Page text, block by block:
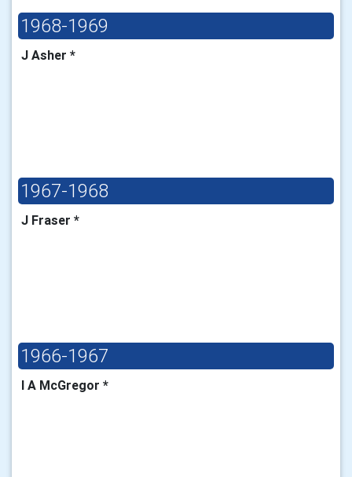
1968-1969
J Asher *
1967-1968
J Fraser *
1966-1967
I A McGregor *